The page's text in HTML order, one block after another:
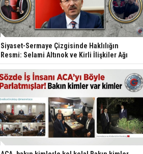
Siyaset-Sermaye Çizgisinde Haklılığın
Resmi: Selami Altınok ve Kirli İlişkiler Ağı